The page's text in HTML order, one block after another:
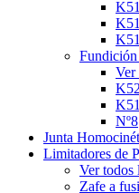
Ver
Nº8
Junta
Limitadores de
Ver todos
Zafe a